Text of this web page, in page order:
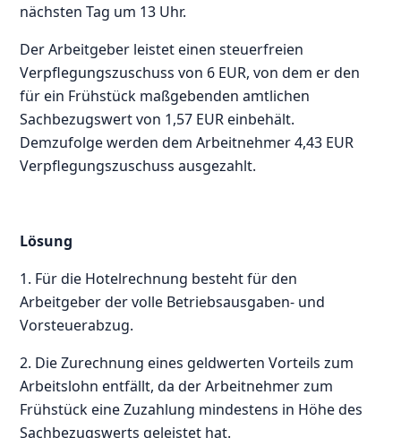
nächsten Tag um 13 Uhr.
Der Arbeitgeber leistet einen steuerfreien
Verpflegungszuschuss von 6 EUR, von dem er den
für ein Frühstück maßgebenden amtlichen
Sachbezugswert von 1,57 EUR einbehält.
Demzufolge werden dem Arbeitnehmer 4,43 EUR
Verpflegungszuschuss ausgezahlt.
Lösung
1. Für die Hotelrechnung besteht für den
Arbeitgeber der volle Betriebsausgaben- und
Vorsteuerabzug.
2. Die Zurechnung eines geldwerten Vorteils zum
Arbeitslohn entfällt, da der Arbeitnehmer zum
Frühstück eine Zuzahlung mindestens in Höhe des
Sachbezugswerts geleistet hat.